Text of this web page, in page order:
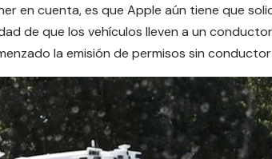
en cuenta, es que Apple aún tiene que
de que los vehículos lleven a un
la emisión de permisos sin